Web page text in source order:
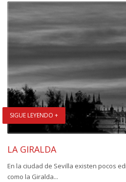
SIGUE LEYENDO +
LA GIRALDA
En la ciudad de Sevilla existen pocos
como la Giralda...